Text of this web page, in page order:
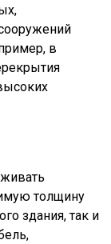
в
толщину
здания, так и